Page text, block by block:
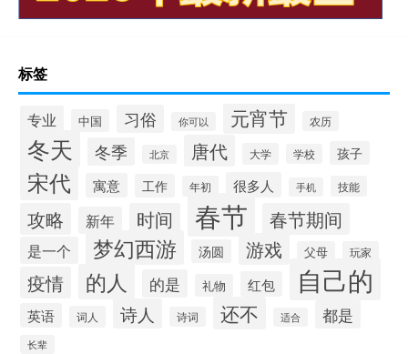
标签
专业 中国 习俗 你可以 元宵节 农历
冬天 冬季 北京 唐代 大学 学校 孩子
宋代 寓意 工作 年初 很多人 手机 技能
攻略 新年 时间 春节 春节期间
是一个 梦幻西游 汤圆 游戏 父母 玩家
疫情 的人 的是 礼物 红包 自己的
英语 词人 诗人 诗词 还不 适合 都是
长辈